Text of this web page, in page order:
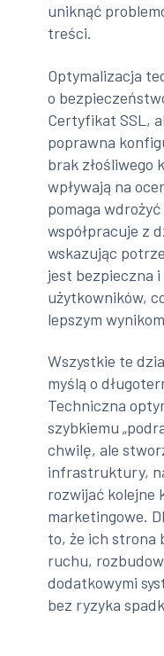
uniknąć
treści.
Optymalizacja
o
Certyfikat SSL,
poprawna
brak złośliwego
wpływają na
pomaga
współpracuje z
wskazując
jest bezpieczna
użytkowników,
lepszym
Wszystkie te
myślą o
Techniczna
szybkiemu
chwilę, ale
infrastruktury,
rozwijać kolejne
marketingowe.
to, że ich strona
ruchu,
dodatkowymi
bez ryzyka